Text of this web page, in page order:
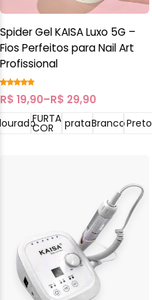
Spider Gel KAISA Luxo 5G –
Fios Perfeitos para Nail Art
Profissional
R$ 19,90–R$ 29,90
FURTA
COR prataBrancoPreto